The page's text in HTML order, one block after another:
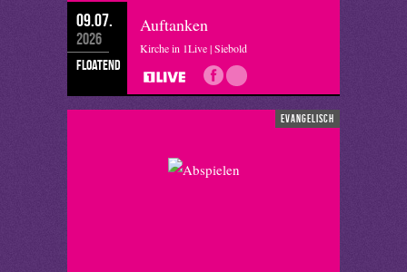
09.07.
2026
floatend
Auftanken
Kirche in 1Live | Siebold
evangelisch